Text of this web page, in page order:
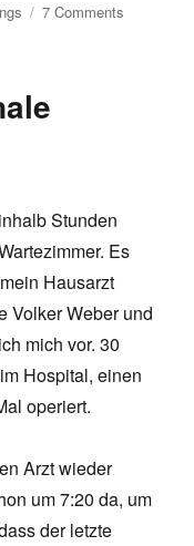
7 Comments
Stunden
Es
Hausarzt
Volker Weber und
mich vor. 30
Hospital, einen
operiert.
Arzt wieder
um 7:20 da, um
der letzte